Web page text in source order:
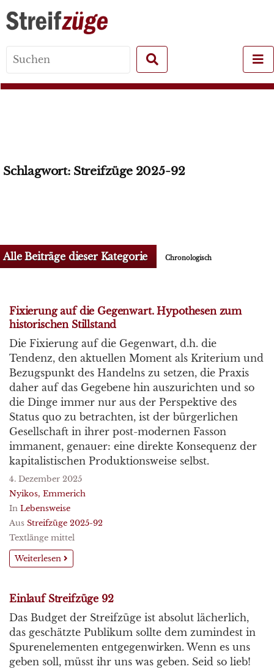
for:
Schlagwort: Streifzüge 2025-92
Alle Beiträge dieser Kategorie Chronologisch
Fixierung auf die Gegenwart. Hypothesen zum
historischen Stillstand
Die Fixierung auf die Gegenwart, d.h. die
Tendenz, den aktuellen Moment als Kriterium und
Bezugspunkt des Handelns zu setzen, die Praxis
daher auf das Gegebene hin auszurichten und so
die Dinge immer nur aus der Perspektive des
Status quo zu betrachten, ist der bürgerlichen
Gesellschaft in ihrer post-modernen Fasson
immanent, genauer: eine direkte Konsequenz der
kapitalistischen Produktionsweise selbst.
4. Dezember 2025
Nyikos, Emmerich
In Lebensweise
Aus Streifzüge 2025-92
Textlänge mittel
Weiterlesen
Einlauf Streifzüge 92
Das Budget der Streifzüge ist absolut lächerlich,
das geschätzte Publikum sollte dem zumindest in
Spurenelementen entgegenwirken. Wenn es uns
geben soll, müsst ihr uns was geben. Seid so lieb!